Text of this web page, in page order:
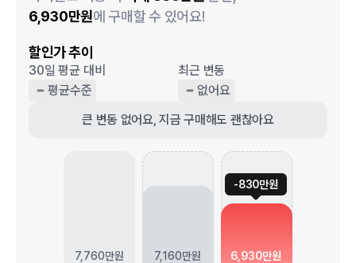
6,930만원에 구매할 수 있어요!
할인가 추이
30일 평균 대비
평균수준
최근 변동
없어요
큰 변동 없어요, 지금 구매해도 괜찮아요
7,760만원 7,160만원
-830만원
6,930만원